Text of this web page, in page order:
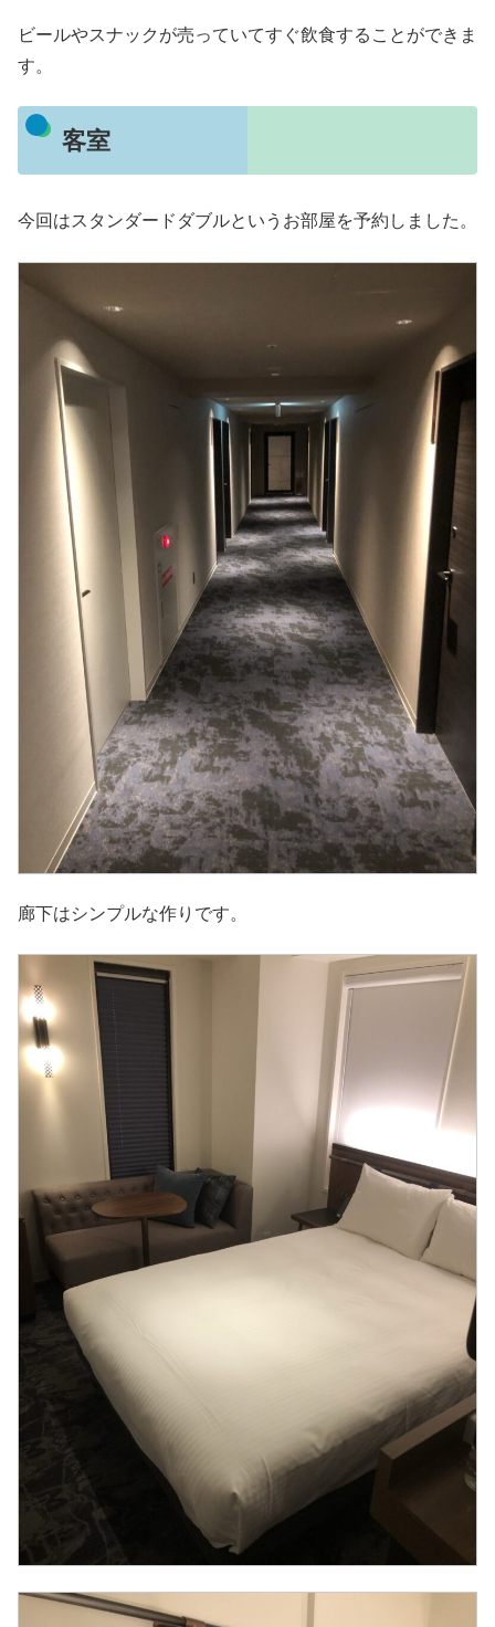
ビールやスナックが売っていてすぐ飲食することができま
す。
客室
今回はスタンダードダブルというお部屋を予約しました。
廊下はシンプルな作りです。